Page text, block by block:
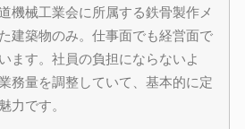
機械工業会に所属する鉄骨製作メ
建築物のみ。仕事面でも経営面で
ます。社員の負担にならないよ
務量を調整していて、基本的に定
力です。